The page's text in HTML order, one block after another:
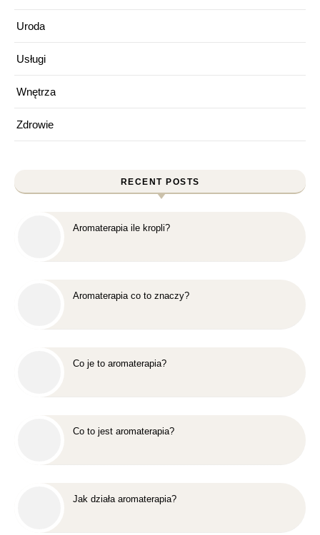
Uroda
Usługi
Wnętrza
Zdrowie
RECENT POSTS
Aromaterapia ile kropli?
Aromaterapia co to znaczy?
Co je to aromaterapia?
Co to jest aromaterapia?
Jak działa aromaterapia?